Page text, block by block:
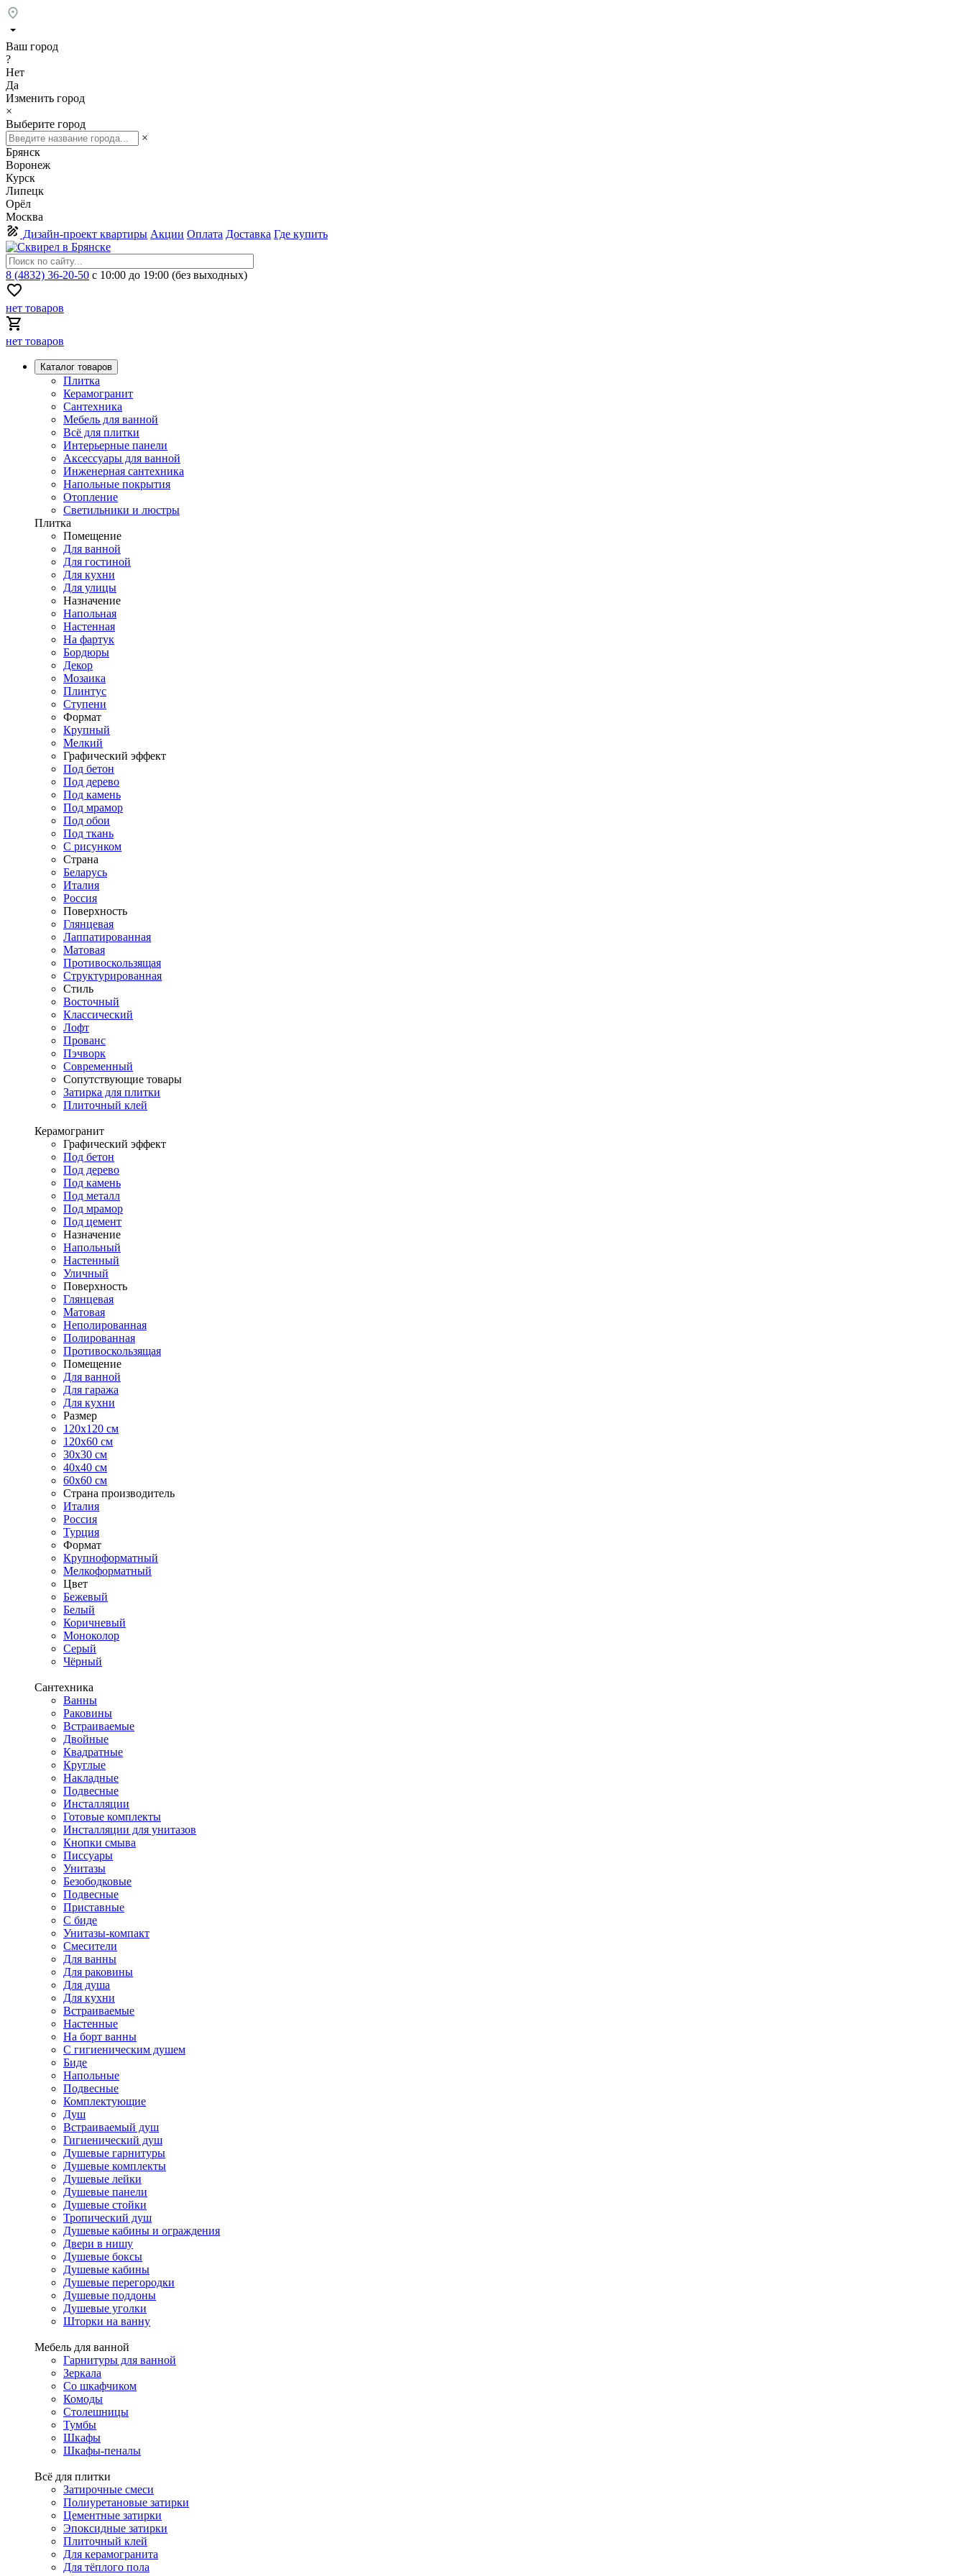
Ваш город
?
Нет
Да
Изменить город
×
Выберите город
×
Брянск
Воронеж
Курск
Липецк
Орёл
Москва
Дизайн-проект квартиры Акции Оплата Доставка Где купить
8 (4832) 36-20-50 с 10:00 до 19:00 (без выходных)
нет товаров
нет товаров
Каталог товаров
Плитка
Керамогранит
Сантехника
Мебель для ванной
Всё для плитки
Интерьерные панели
Аксессуары для ванной
Инженерная сантехника
Напольные покрытия
Отопление
Светильники и люстры
Плитка
Помещение
Для ванной
Для гостиной
Для кухни
Для улицы
Назначение
Напольная
Настенная
На фартук
Бордюры
Декор
Мозаика
Плинтус
Ступени
Формат
Крупный
Мелкий
Графический эффект
Под бетон
Под дерево
Под камень
Под мрамор
Под обои
Под ткань
С рисунком
Страна
Беларусь
Италия
Россия
Поверхность
Глянцевая
Лаппатированная
Матовая
Противоскользящая
Структурированная
Стиль
Восточный
Классический
Лофт
Прованс
Пэчворк
Современный
Сопутствующие товары
Затирка для плитки
Плиточный клей
Керамогранит
Графический эффект
Под бетон
Под дерево
Под камень
Под металл
Под мрамор
Под цемент
Назначение
Напольный
Настенный
Уличный
Поверхность
Глянцевая
Матовая
Неполированная
Полированная
Противоскользящая
Помещение
Для ванной
Для гаража
Для кухни
Размер
120x120 см
120x60 см
30x30 см
40x40 см
60x60 см
Страна производитель
Италия
Россия
Турция
Формат
Крупноформатный
Мелкоформатный
Цвет
Бежевый
Белый
Коричневый
Моноколор
Серый
Чёрный
Сантехника
Ванны
Раковины
Встраиваемые
Двойные
Квадратные
Круглые
Накладные
Подвесные
Инсталляции
Готовые комплекты
Инсталляции для унитазов
Кнопки смыва
Писсуары
Унитазы
Безободковые
Подвесные
Приставные
С биде
Унитазы-компакт
Смесители
Для ванны
Для раковины
Для душа
Для кухни
Встраиваемые
Настенные
На борт ванны
С гигиеническим душем
Биде
Напольные
Подвесные
Комплектующие
Душ
Встраиваемый душ
Гигиенический душ
Душевые гарнитуры
Душевые комплекты
Душевые лейки
Душевые панели
Душевые стойки
Тропический душ
Душевые кабины и ограждения
Двери в нишу
Душевые боксы
Душевые кабины
Душевые перегородки
Душевые поддоны
Душевые уголки
Шторки на ванну
Мебель для ванной
Гарнитуры для ванной
Зеркала
Со шкафчиком
Комоды
Столешницы
Тумбы
Шкафы
Шкафы-пеналы
Всё для плитки
Затирочные смеси
Полиуретановые затирки
Цементные затирки
Эпоксидные затирки
Плиточный клей
Для керамогранита
Для тёплого пола